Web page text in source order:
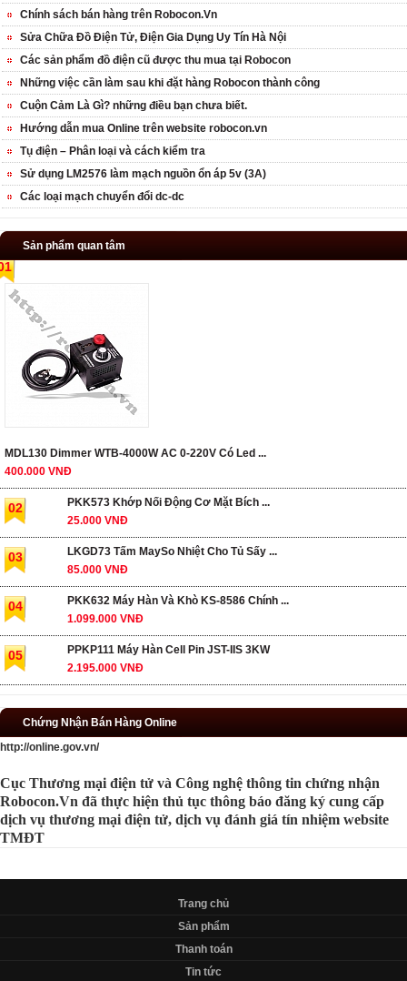
Chính sách bán hàng trên Robocon.Vn
Sửa Chữa Đồ Điện Tử, Điện Gia Dụng Uy Tín Hà Nội
Các sản phẩm đồ điện cũ được thu mua tại Robocon
Những việc cần làm sau khi đặt hàng Robocon thành công
Cuộn Cảm Là Gì? những điều bạn chưa biết.
Hướng dẫn mua Online trên website robocon.vn
Tụ điện – Phân loại và cách kiểm tra
Sử dụng LM2576 làm mạch nguồn ổn áp 5v (3A)
Các loại mạch chuyển đổi dc-dc
Sản phẩm quan tâm
MDL130 Dimmer WTB-4000W AC 0-220V Có Led ...
400.000 VNĐ
02
PKK573 Khớp Nối Động Cơ Mặt Bích ...
25.000 VNĐ
03
LKGD73 Tấm MaySo Nhiệt Cho Tủ Sấy ...
85.000 VNĐ
04
PKK632 Máy Hàn Và Khò KS-8586 Chính ...
1.099.000 VNĐ
05
PPKP111 Máy Hàn Cell Pin JST-IIS 3KW
2.195.000 VNĐ
Chứng Nhận Bán Hàng Online
http://online.gov.vn/
Cục Thương mại điện tử và Công nghệ thông tin chứng nhận
Robocon.Vn đã thực hiện thủ tục thông báo đăng ký cung cấp
dịch vụ thương mại điện tử, dịch vụ đánh giá tín nhiệm website
TMĐT
Trang chủ
Sản phẩm
Thanh toán
Tin tức